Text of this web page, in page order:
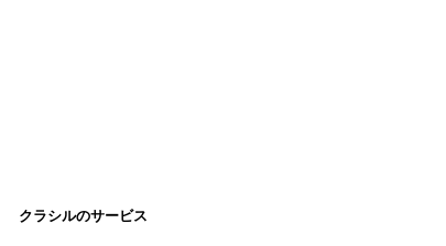
クラシルのサービス